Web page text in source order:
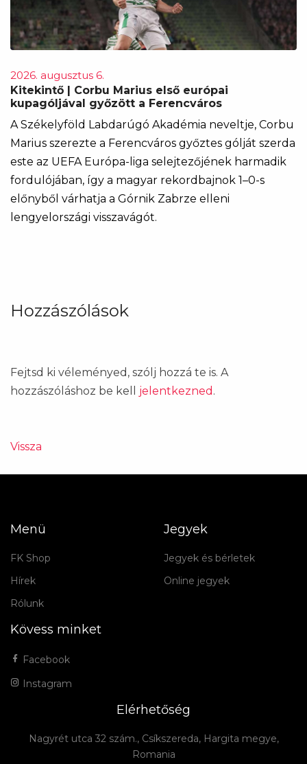
2026. augusztus 6.
Kitekintő | Corbu Marius első európai
kupagóljával győzött a Ferencváros
A Székelyföld Labdarúgó Akadémia neveltje, Corbu
Marius szerezte a Ferencváros győztes gólját szerda
este az UEFA Európa-liga selejtezőjének harmadik
fordulójában, így a magyar rekordbajnok 1–0-s
előnyből várhatja a Górnik Zabrze elleni
lengyelországi visszavágót.
Hozzászólások
Fejtsd ki véleményed, szólj hozzá te is. A
hozzászóláshoz be kell jelentkezned .
Vissza
Menü
FK Shop
Hírek
Rólunk
Jegyek
Jegyek és bérletek
Online jegyek
Kövess minket
Facebook
Instagram
Elérhetőség
Nagyrét utca 32 szám., Csíkszereda, Hargita megye,
Romania